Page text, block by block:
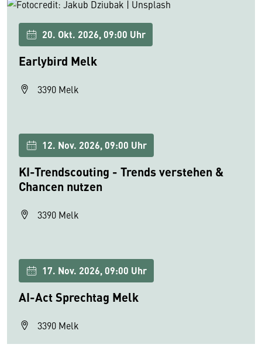
20. Okt. 2026, 09:00 Uhr
Earlybird Melk
3390 Melk
12. Nov. 2026, 09:00 Uhr
KI-Trendscouting - Trends verstehen &
Chancen nutzen
3390 Melk
17. Nov. 2026, 09:00 Uhr
AI-Act Sprechtag Melk
3390 Melk